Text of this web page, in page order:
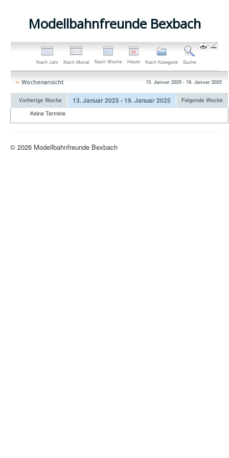
Modellbahnfreunde Bexbach
Nach Jahr Nach Monat Nach Woche Heute Nach Kategorie Suche
Wochenansicht 13. Januar 2025 - 19. Januar 2025
Vorherige Woche 13. Januar 2025 - 19. Januar 2025 Folgende Woche
Keine Termine
© 2026 Modellbahnfreunde Bexbach